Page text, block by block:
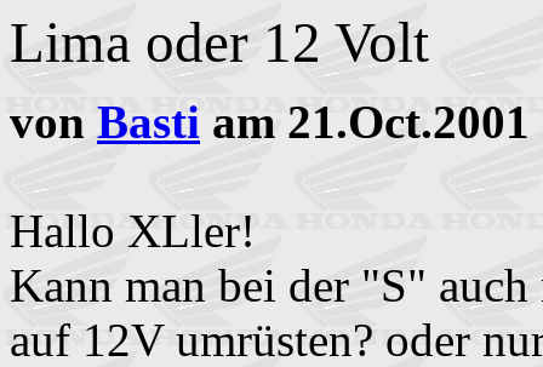
Lima oder 12 Volt
von Basti am 21.Oct.2001
Hallo XLler!
Kann man bei der "S"
auf 12V umrüsten? oder